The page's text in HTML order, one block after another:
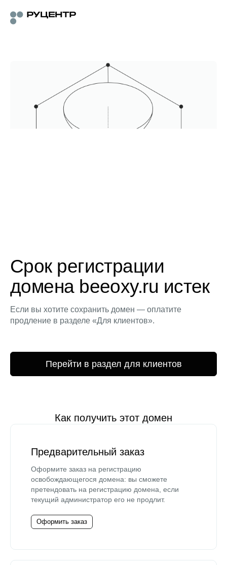
Срок регистрации
домена beeoxy.ru истек
Если вы хотите сохранить домен — оплатите
продление в разделе «Для клиентов».
Перейти в раздел для клиентов
Как получить этот домен
Предварительный заказ
Оформите заказ на регистрацию
освобождающегося домена: вы сможете
претендовать на регистрацию домена, если
текущий администратор его не продлит.
Оформить заказ